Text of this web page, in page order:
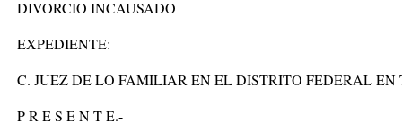
DIVORCIO INCAUSADO
EXPEDIENTE:
C. JUEZ DE LO FAMILIAR EN EL DISTRITO FEDERAL EN
P R E S E N T E.-